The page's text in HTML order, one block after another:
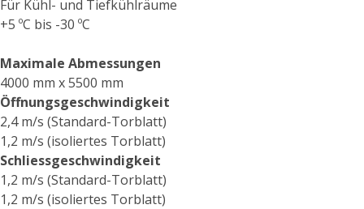
Für Kühl- und Tiefkühlräume
+5 ºC bis -30 ºC
Maximale Abmessungen
4000 mm x 5500 mm
Öffnungsgeschwindigkeit
2,4 m/s (Standard-Torblatt)
1,2 m/s (isoliertes Torblatt)
Schliessgeschwindigkeit
1,2 m/s (Standard-Torblatt)
1,2 m/s (isoliertes Torblatt)